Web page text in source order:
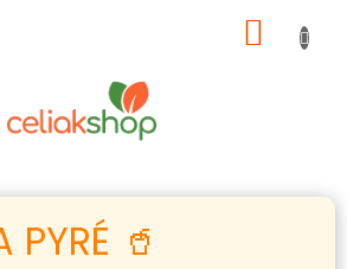
KOŠÍK
PYRÉ 🥤